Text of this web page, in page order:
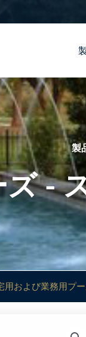
製
-
用および業務用プ